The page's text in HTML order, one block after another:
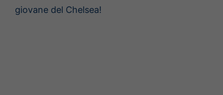
giovane del Chelsea!